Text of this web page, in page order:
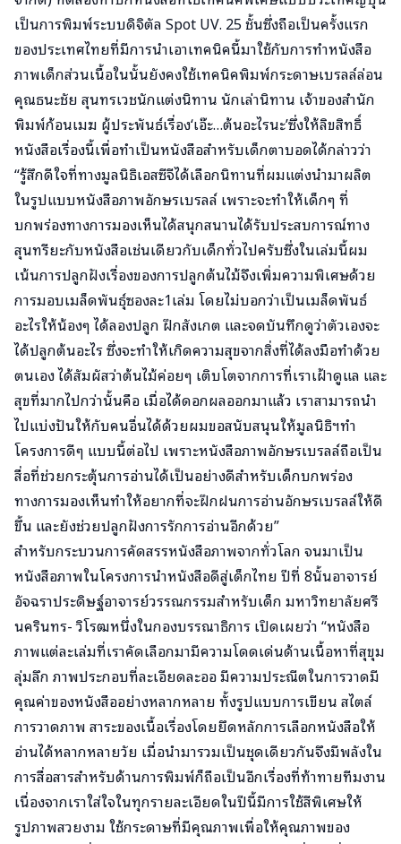
เป็นการพิมพ์ระบบดิจิตัล Spot UV. 25 ชั้นซึ่งถือเป็นครั้งแรก
ของประเทศไทยที่มีการนำเอาเทคนิคนี้มาใช้กับการทำหนังสือ
ภาพเด็กส่วนเนื้อในนั้นยังคงใช้เทคนิคพิมพ์กระดาษเบรลล์ล่อน
คุณธนะชัย สุนทรเวชนักแต่งนิทาน นักเล่านิทาน เจ้าของสำนัก
พิมพ์ก้อนเมฆ ผู้ประพันธ์เรื่อง‘เอ๊ะ…ต้นอะไรนะ’ซึ่งให้ลิขสิทธิ์
หนังสือเรื่องนี้เพื่อทำเป็นหนังสือสำหรับเด็กตาบอดได้กล่าวว่า
“รู้สึกดีใจที่ทางมูลนิธิเอสซีจีได้เลือกนิทานที่ผมแต่งนำมาผลิต
ในรูปแบบหนังสือภาพอักษรเบรลล์ เพราะจะทำให้เด็กๆ ที่
บกพร่องทางการมองเห็นได้สนุกสนานได้รับประสบการณ์ทาง
สุนทรียะกับหนังสือเช่นเดียวกับเด็กทั่วไปครับซึ่งในเล่มนี้ผม
เน้นการปลูกฝังเรื่องของการปลูกต้นไม้จึงเพิ่มความพิเศษด้วย
การมอบเมล็ดพันธุ์ซองละ1เล่ม โดยไม่บอกว่าเป็นเมล็ดพันธ์
อะไรให้น้องๆ ได้ลองปลูก ฝึกสังเกต และจดบันทึกดูว่าตัวเองจะ
ได้ปลูกต้นอะไร ซึ่งจะทำให้เกิดความสุขจากสิ่งที่ได้ลงมือทำด้วย
ตนเอง ได้สัมผัสว่าต้นไม้ค่อยๆ เติบโตจากการที่เราเฝ้าดูแล และ
สุขที่มากไปกว่านั้นคือ เมื่อได้ดอกผลออกมาแล้ว เราสามารถนำ
ไปแบ่งปันให้กับคนอื่นได้ด้วยผมขอสนับสนุนให้มูลนิธิฯทำ
โครงการดีๆ แบบนี้ต่อไป เพราะหนังสือภาพอักษรเบรลล์ถือเป็น
สื่อที่ช่วยกระตุ้นการอ่านได้เป็นอย่างดีสำหรับเด็กบกพร่อง
ทางการมองเห็นทำให้อยากที่จะฝึกฝนการอ่านอักษรเบรลล์ให้ดี
ขึ้น และยังช่วยปลูกฝังการรักการอ่านอีกด้วย”
สำหรับกระบวนการคัดสรรหนังสือภาพจากทั่วโลก จนมาเป็น
หนังสือภาพในโครงการนำหนังสือดีสู่เด็กไทย ปีที่ 8นั้นอาจารย์
อัจฉราประดิษฐ์อาจารย์วรรณกรรมสำหรับเด็ก มหาวิทยาลัยศรี
นครินทร- วิโรฒหนึ่งในกองบรรณาธิการ เปิดเผยว่า “หนังสือ
ภาพแต่ละเล่มที่เราคัดเลือกมามีความโดดเด่นด้านเนื้อหาที่สุขุม
ลุ่มลึก ภาพประกอบที่ละเอียดละออ มีความประณีตในการวาดมี
คุณค่าของหนังสืออย่างหลากหลาย ทั้งรูปแบบการเขียน สไตล์
การวาดภาพ สาระของเนื้อเรื่องโดยยึดหลักการเลือกหนังสือให้
อ่านได้หลากหลายวัย เมื่อนำมารวมเป็นชุดเดียวกันจึงมีพลังใน
การสื่อสารสำหรับด้านการพิมพ์ก็ถือเป็นอีกเรื่องที่ท้าทายทีมงาน
เนื่องจากเราใส่ใจในทุกรายละเอียดในปีนี้มีการใช้สีพิเศษให้
รูปภาพสวยงาม ใช้กระดาษที่มีคุณภาพเพื่อให้คุณภาพของ